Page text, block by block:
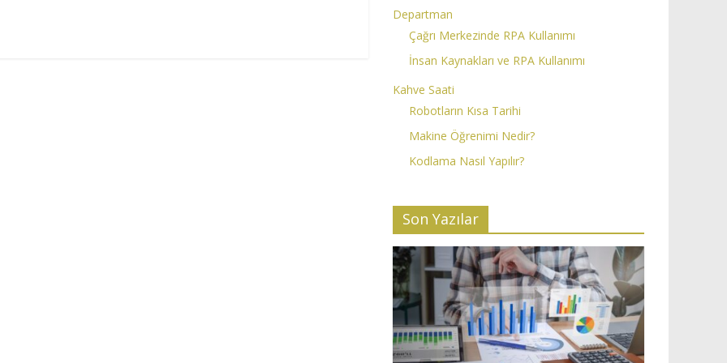
Departman
Çağrı Merkezinde RPA Kullanımı
İnsan Kaynakları ve RPA Kullanımı
Kahve Saati
Robotların Kısa Tarihi
Makine Öğrenimi Nedir?
Kodlama Nasıl Yapılır?
Son Yazılar